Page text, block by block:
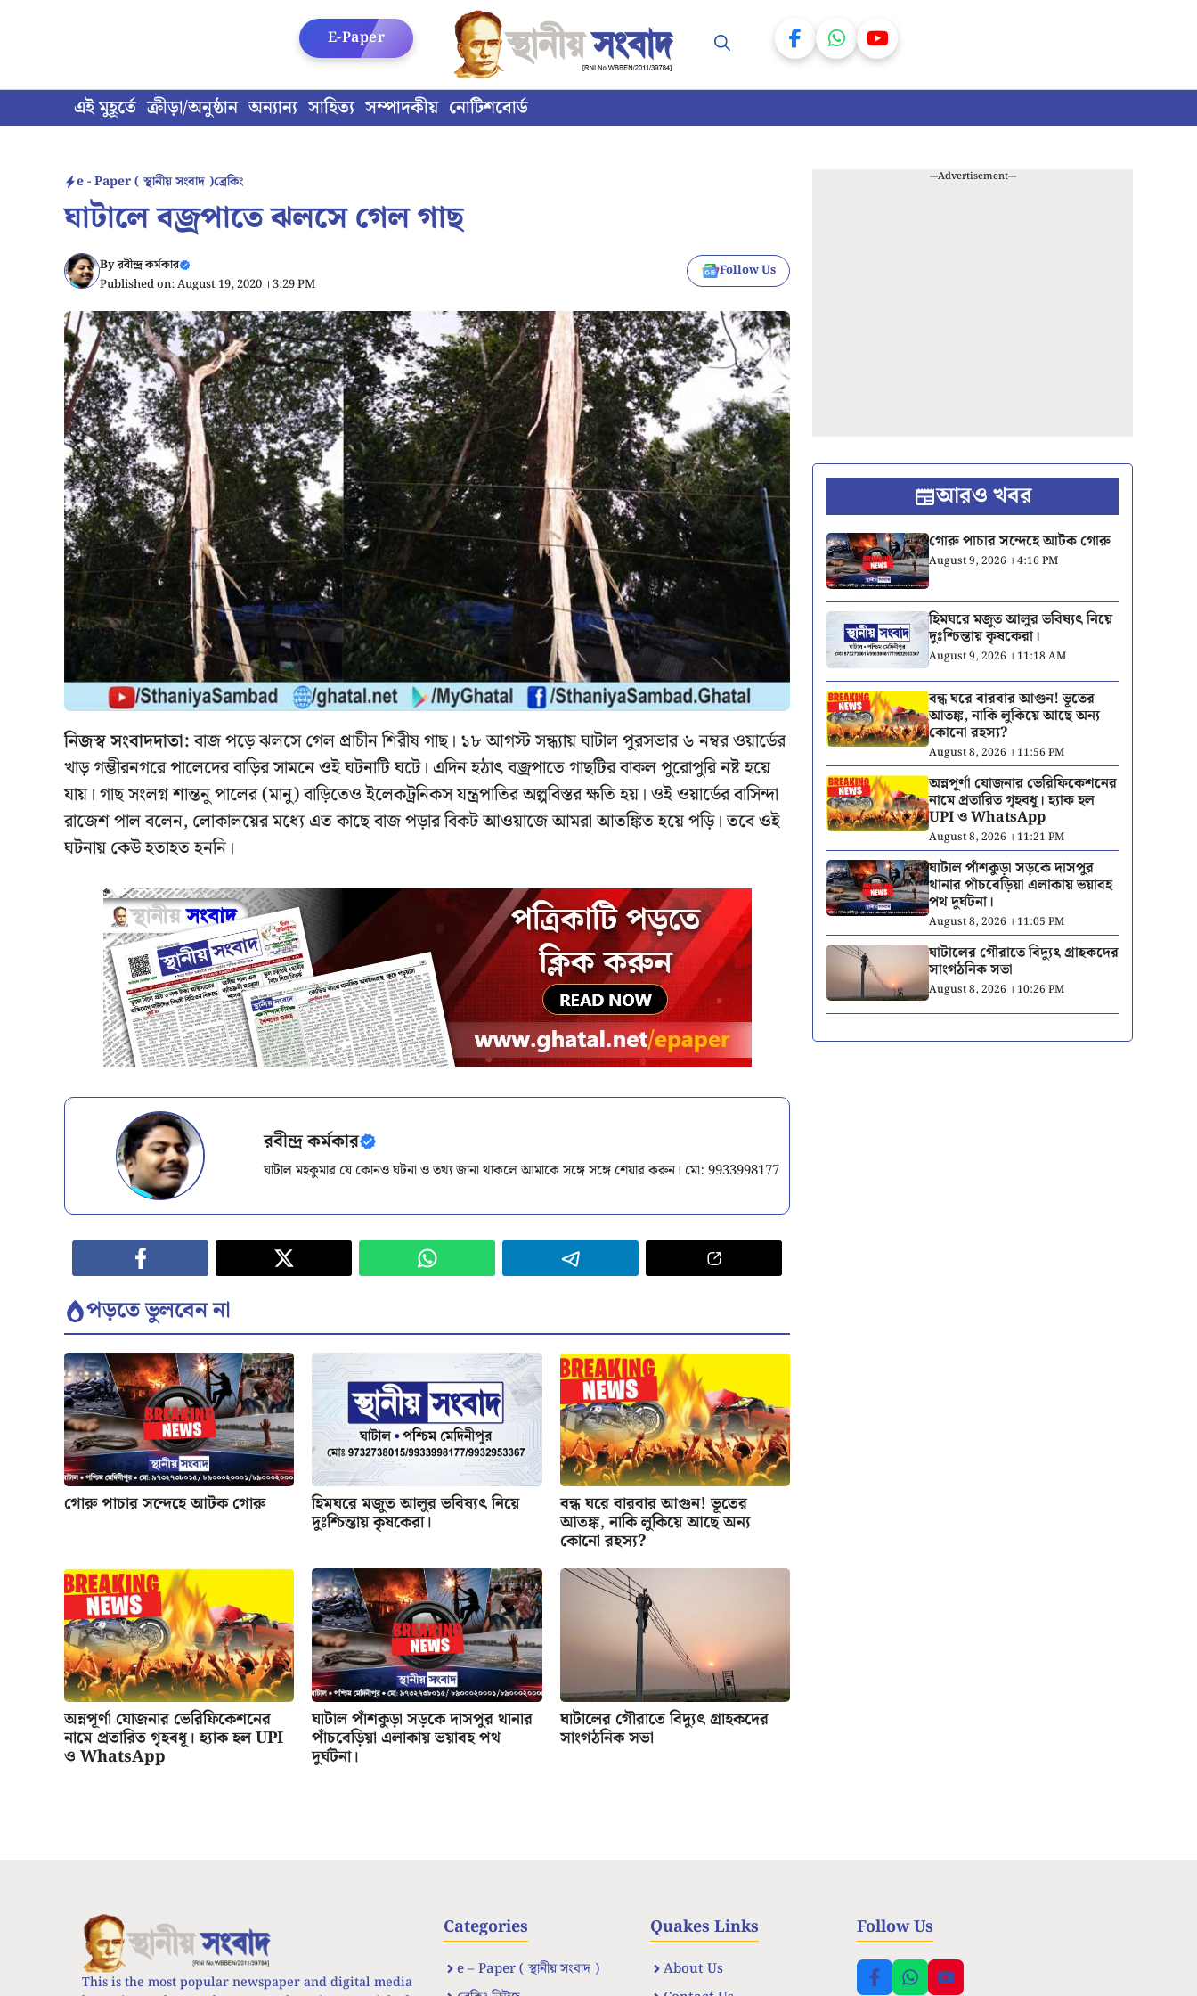
এই মুহূর্তে ক্রীড়া/অনুষ্ঠান অন্যান্য সাহিত্য সম্পাদকীয় নোটিশবোর্ড
E-Paper
e - Paper ( স্থানীয় সংবাদ )ব্রেকিং
ঘাটালে বজ্রপাতে ঝলসে গেল গাছ
Byরবীন্দ্র কর্মকার
Published on: August 19, 2020 । 3:29 PM
Follow Us
নিজস্ব সংবাদদাতা:বাজ পড়ে ঝলসে গেল প্রাচীন শিরীষ গাছ। ১৮ আগস্ট সন্ধ্যায় ঘাটাল পুরসভার ৬ নম্বর ওয়ার্ডের
খাড় গম্ভীরনগরে পালেদের বাড়ির সামনে ওই ঘটনাটি ঘটে। এদিন হঠাৎ বজ্রপাতে গাছটির বাকল পুরোপুরি নষ্ট হয়ে
যায়। গাছ সংলগ্ন শান্তনু পালের (মানু) বাড়িতেও ইলেকট্রনিকস যন্ত্রপাতির অল্পবিস্তর ক্ষতি হয়। ওই ওয়ার্ডের বাসিন্দা
রাজেশ পাল বলেন, লোকালয়ের মধ্যে এত কাছে বাজ পড়ার বিকট আওয়াজে আমরা আতঙ্কিত হয়ে পড়ি। তবে ওই
ঘটনায় কেউ হতাহত হননি।
রবীন্দ্র কর্মকার
ঘাটাল মহকুমার যে কোনও ঘটনা ও তথ্য জানা থাকলে আমাকে সঙ্গে সঙ্গে শেয়ার করুন। মো: 9933998177
পড়তে ভুলবেন না
গোরু পাচার সন্দেহে আটক গোরু হিমঘরে মজুত আলুর ভবিষ্যৎ নিয়ে
দুঃশ্চিন্তায় কৃষকেরা।
বন্ধ ঘরে বারবার আগুন! ভূতের
আতঙ্ক, নাকি লুকিয়ে আছে অন্য
কোনো রহস্য?
অন্নপূর্ণা যোজনার ভেরিফিকেশনের
নামে প্রতারিত গৃহবধূ। হ্যাক হল UPI
ও WhatsApp
ঘাটাল পাঁশকুড়া সড়কে দাসপুর থানার
পাঁচবেড়িয়া এলাকায় ভয়াবহ পথ
দুর্ঘটনা।
ঘাটালের গৌরাতে বিদ্যুৎ গ্রাহকদের
সাংগঠনিক সভা
---Advertisement---
আরও খবর
গোরু পাচার সন্দেহে আটক গোরু
August 9, 2026 । 4:16 PM
হিমঘরে মজুত আলুর ভবিষ্যৎ নিয়ে
দুঃশ্চিন্তায় কৃষকেরা।
August 9, 2026 । 11:18 AM
বন্ধ ঘরে বারবার আগুন! ভূতের
আতঙ্ক, নাকি লুকিয়ে আছে অন্য
কোনো রহস্য?
August 8, 2026 । 11:56 PM
অন্নপূর্ণা যোজনার ভেরিফিকেশনের
নামে প্রতারিত গৃহবধূ। হ্যাক হল
UPI ও WhatsApp
August 8, 2026 । 11:21 PM
ঘাটাল পাঁশকুড়া সড়কে দাসপুর
থানার পাঁচবেড়িয়া এলাকায় ভয়াবহ
পথ দুর্ঘটনা।
August 8, 2026 । 11:05 PM
ঘাটালের গৌরাতে বিদ্যুৎ গ্রাহকদের
সাংগঠনিক সভা
August 8, 2026 । 10:26 PM
This is the most popular newspaper and digital media
Categories
e – Paper ( স্থানীয় সংবাদ )
Quakes Links
About Us
Follow Us